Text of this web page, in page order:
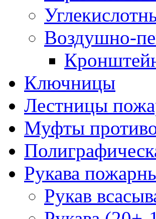
Воздушно-
Ключницы
Лестницы
Муфты
Рукава
Рукав